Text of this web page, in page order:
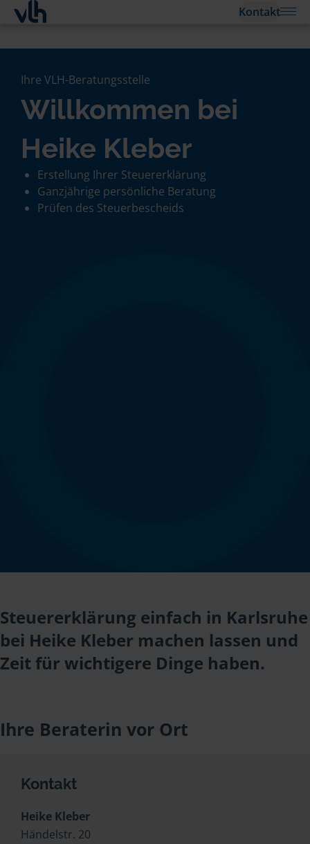
Kontakt
Ihre VLH-Beratungsstelle
Willkommen bei
Heike Kleber
Erstellung Ihrer Steuererklärung
Ganzjährige persönliche Beratung
Prüfen des Steuerbescheids
Steuererklärung einfach in Karlsruhe
bei Heike Kleber machen lassen und
Zeit für wichtigere Dinge haben.
Ihre Beraterin vor Ort
Kontakt
Heike Kleber
Händelstr. 20